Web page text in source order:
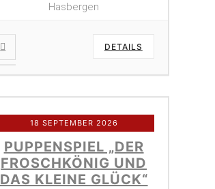
Hasbergen
DETAILS
18 SEPTEMBER 2026
PUPPENSPIEL „DER
FROSCHKÖNIG UND
DAS KLEINE GLÜCK“